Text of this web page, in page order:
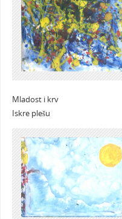
Mladost i krv
Iskre plešu